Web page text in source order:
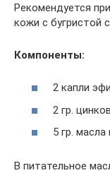
Рекомендуется
кожи с бугристой
Компоненты:
2 капли
2 гр.
5 гр. масла
В питательное